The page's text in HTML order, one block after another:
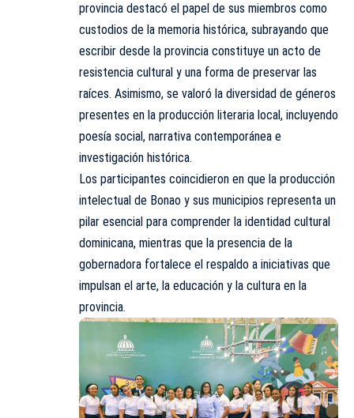
provincia destacó el papel de sus miembros como
custodios de la memoria histórica, subrayando que
escribir desde la provincia constituye un acto de
resistencia cultural y una forma de preservar las
raíces. Asimismo, se valoró la diversidad de géneros
presentes en la producción literaria local, incluyendo
poesía social, narrativa contemporánea e
investigación histórica.
Los participantes coincidieron en que la producción
intelectual de Bonao y sus municipios representa un
pilar esencial para comprender la identidad cultural
dominicana, mientras que la presencia de la
gobernadora fortalece el respaldo a iniciativas que
impulsan el arte, la educación y la cultura en la
provincia.